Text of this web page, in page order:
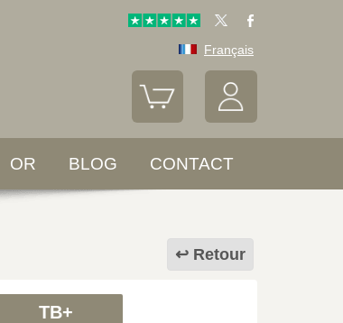
Français
OR BLOG CONTACT
Retour
TB+